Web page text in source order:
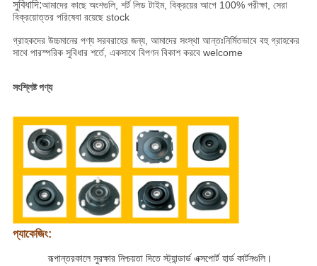
সুবিধাদি:আমাদের কাছে অংশগুলি, শর্ট লিড টাইম, বিক্রয়ের আগে 100% পরীক্ষা, সেরা
বিক্রয়োত্তর পরিষেবা রয়েছে stock
গ্রাহকদের উচ্চমানের পণ্য সরবরাহের জন্য, আমাদের সংস্থা আন্তঃনির্মিতভাবে বহু গ্রাহকের
সাথে পারস্পরিক সুবিধার শর্তে, একসাথে বিপণন বিকাশ করবে welcome
সংশ্লিষ্ট পণ্য
প্যাকেজিং:
রূপান্তরকালে সুরক্ষার নিশ্চয়তা দিতে স্ট্যান্ডার্ড এক্সপোর্ট হার্ড কার্টনগুলি।